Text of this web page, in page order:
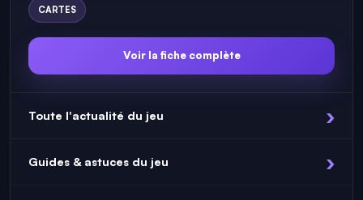
CARTES
Voir la fiche complète
Toute l'actualité du jeu
Guides & astuces du jeu